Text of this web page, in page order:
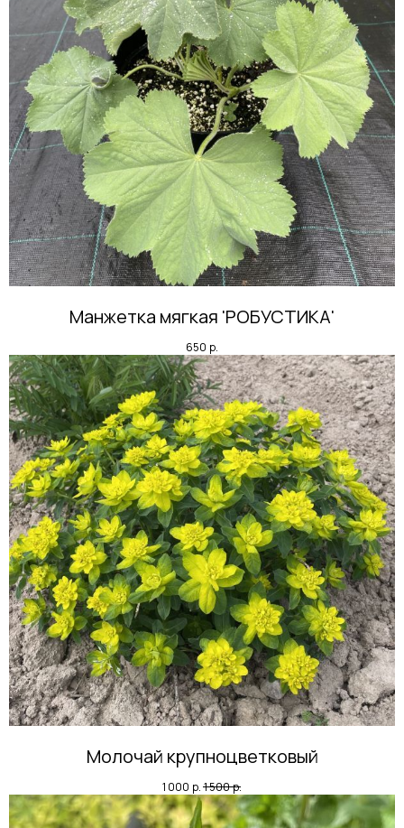
Манжетка мягкая 'РОБУСТИКА'
650 р.
Молочай крупноцветковый
1 000 р. 1 500р.